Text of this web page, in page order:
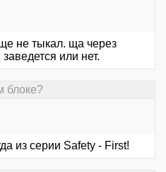
не тыкал. ща через
или нет.
блоке?
из серии Safety - First!